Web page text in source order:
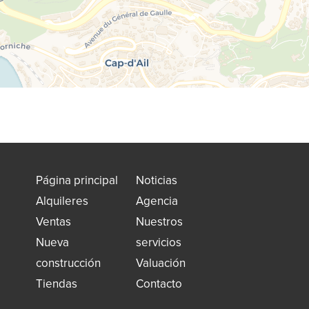
Página principal
Alquileres
Ventas
Nueva
construcción
Tiendas
Noticias
Agencia
Nuestros
servicios
Valuación
Contacto